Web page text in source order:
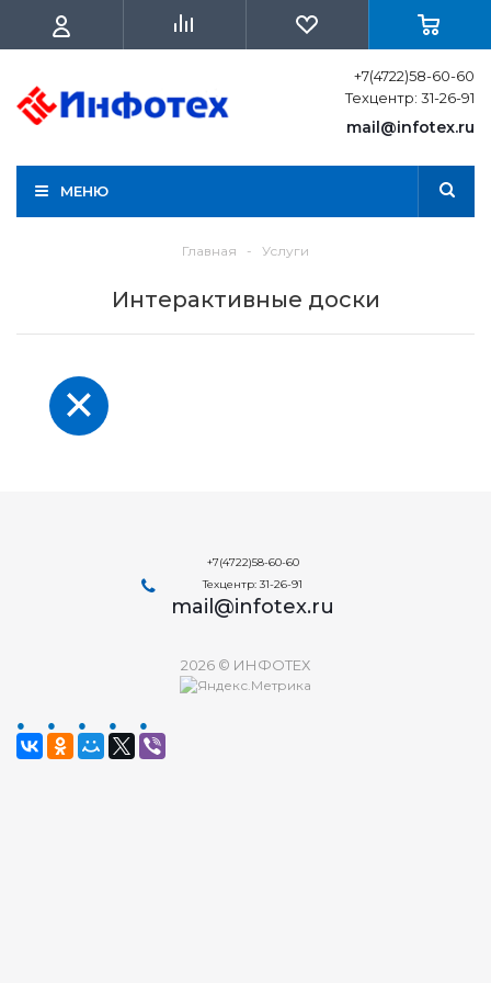
+7(4722)58-60-60
Техцентр: 31-26-91
mail@infotex.ru
МЕНЮ
Главная - Услуги
Интерактивные доски
+7(4722)58-60-60
Техцентр: 31-26-91
mail@infotex.ru
2026 © ИНФОТЕХ